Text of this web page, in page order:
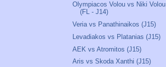
Olympiacos Volou vs Niki Volou
(FL - J14)
Veria vs Panathinaikos (J15)
Levadiakos vs Platanias (J15)
AEK vs Atromitos (J15)
Aris vs Skoda Xanthi (J15)